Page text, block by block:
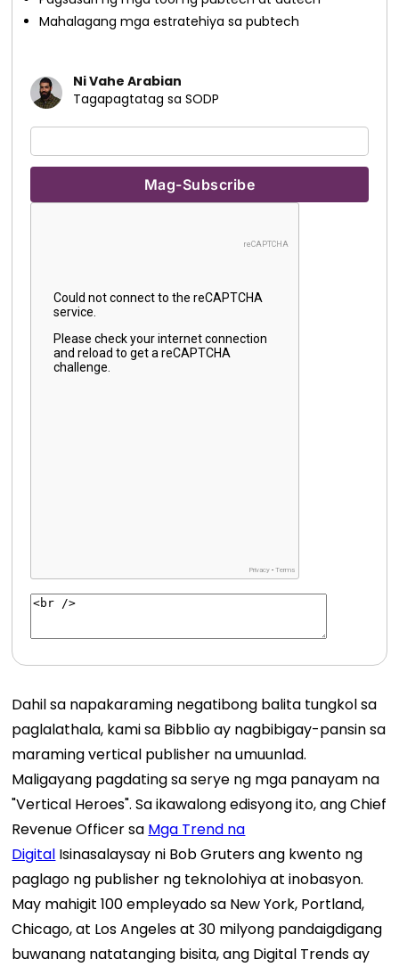
Mahalagang mga estratehiya sa pubtech
Ni Vahe Arabian
Tagapagtatag sa SODP
Dahil sa napakaraming negatibong balita tungkol sa
paglalathala, kami sa Bibblio ay nagbibigay-pansin sa
maraming vertical publisher na umuunlad.
Maligayang pagdating sa serye ng mga panayam na
"Vertical Heroes". Sa ikawalong edisyong ito, ang Chief
Revenue Officer sa Mga Trend na
Digital Isinasalaysay ni Bob Gruters ang kwento ng
paglago ng publisher ng teknolohiya at inobasyon.
May mahigit 100 empleyado sa New York, Portland,
Chicago, at Los Angeles at 30 milyong pandaigdigang
buwanang natatanging bisita, ang Digital Trends ay